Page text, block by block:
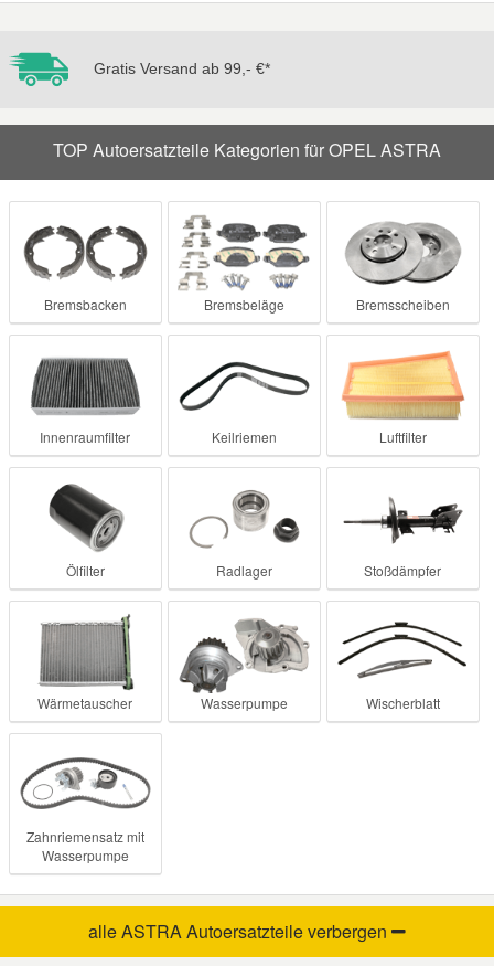
Gratis Versand ab 99,- €*
TOP Autoersatzteile Kategorien für OPEL ASTRA
Bremsbacken Bremsbeläge Bremsscheiben
Innenraumfilter Keilriemen Luftfilter
Ölfilter Radlager Stoßdämpfer
Wärmetauscher Wasserpumpe Wischerblatt
Zahnriemensatz mit
Wasserpumpe
alle ASTRA Autoersatzteileverbergen